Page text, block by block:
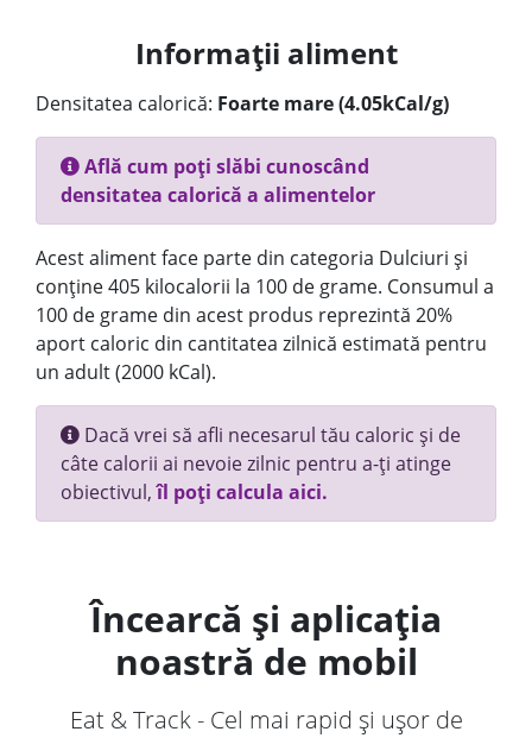
Informații aliment
Densitatea calorică: Foarte mare (4.05kCal/g)
Află cum poți slăbi cunoscând
densitatea calorică a alimentelor
Acest aliment face parte din categoria Dulciuri și
conține 405 kilocalorii la 100 de grame. Consumul a
100 de grame din acest produs reprezintă 20%
aport caloric din cantitatea zilnică estimată pentru
un adult (2000 kCal).
Dacă vrei să afli necesarul tău caloric și de
câte calorii ai nevoie zilnic pentru a-ți atinge
obiectivul,îl poți calcula aici.
Încearcă și aplicația
noastră de mobil
Eat & Track - Cel mai rapid și ușor de